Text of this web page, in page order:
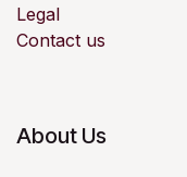
Legal
Contact us
About Us